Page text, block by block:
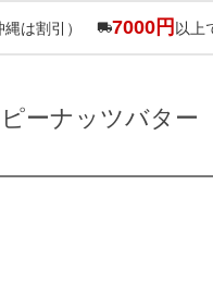
縄は割引） 7000円 以
ピーナッツバター